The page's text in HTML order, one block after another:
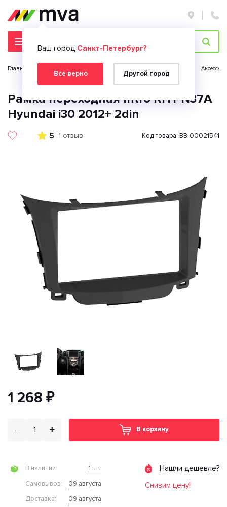
Ваш город Санкт-Петербург?
Все верно Другой город
Главная страница
Рамка переходная Intro RHY-N37A
Hyundai i30 2012+ 2din
5 1 отзыв Код товара: BB-00021541
1 268 ₽
В корзину
В наличии:
1 шт.
Cамовывоз:
09 августа
Доставка:
09 августа
Нашли дешевле?
Снизим цену!